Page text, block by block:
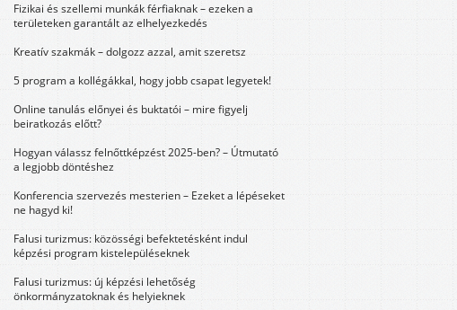
Fizikai és szellemi munkák férfiaknak – ezeken a
területeken garantált az elhelyezkedés
Kreatív szakmák – dolgozz azzal, amit szeretsz
5 program a kollégákkal, hogy jobb csapat legyetek!
Online tanulás előnyei és buktatói – mire figyelj
beiratkozás előtt?
Hogyan válassz felnőttképzést 2025-ben? – Útmutató
a legjobb döntéshez
Konferencia szervezés mesterien – Ezeket a lépéseket
ne hagyd ki!
Falusi turizmus: közösségi befektetésként indul
képzési program kistelepüléseknek
Falusi turizmus: új képzési lehetőség
önkormányzatoknak és helyieknek